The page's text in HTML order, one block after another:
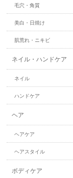
毛穴・角質
美白・日焼け
肌荒れ・ニキビ
ネイル・ハンドケア
ネイル
ハンドケア
ヘア
ヘアケア
ヘアスタイル
ボディケア